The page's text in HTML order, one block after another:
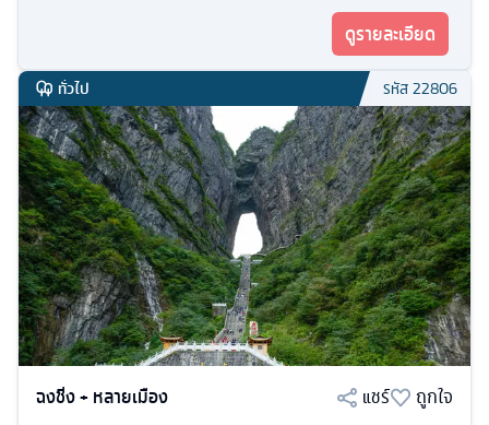
ดูรายละเอียด
ทั่วไป รหัส22806
ฉงชิ่ง + หลายเมือง แชร์
ถูกใจ